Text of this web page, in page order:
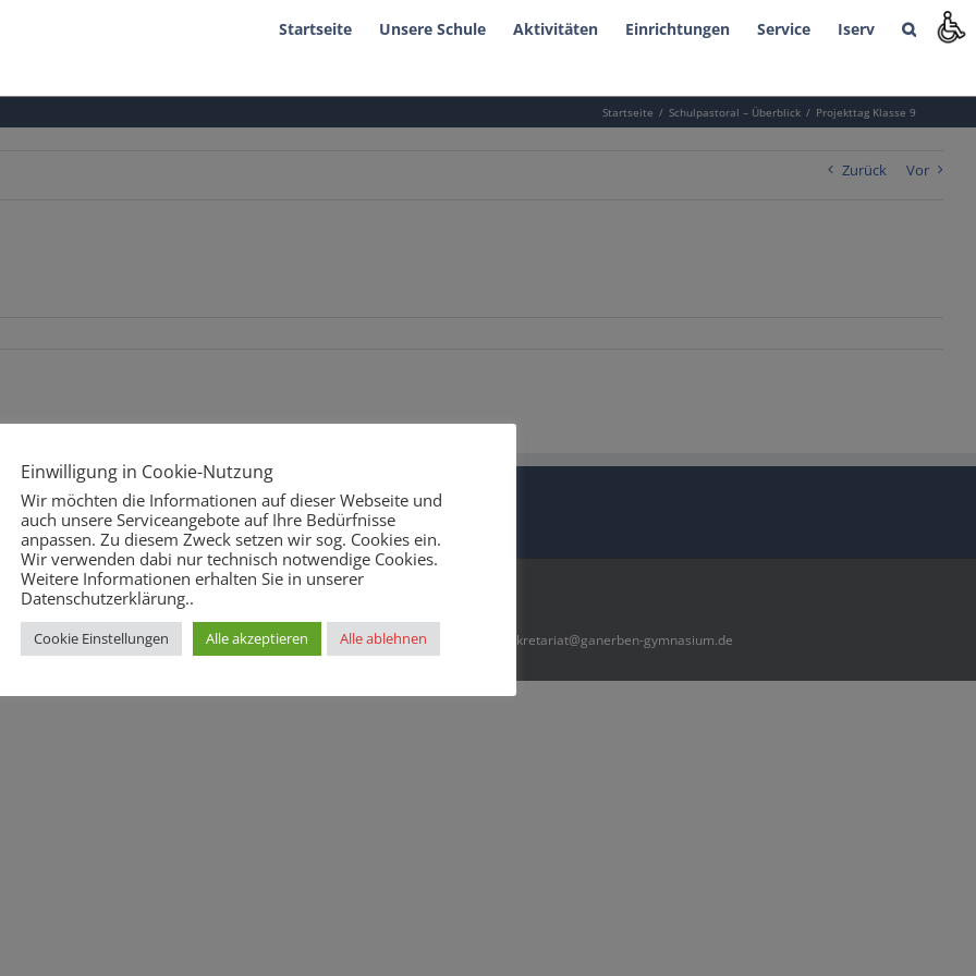
Startseite Unsere Schule Aktivitäten Einrichtungen Service Iserv
Startseite Schulpastoral – Überblick Projekttag Klasse 9
Zurück Vor
Datenschutz
65, 74653 Künzelsau | Telefon 07940/9822-0 | Fax 07940/9822-22 |
sekretariat@ganerben-gymnasium.de
Einwilligung in Cookie-Nutzung
Wir möchten die Informationen auf dieser Webseite und
auch unsere Serviceangebote auf Ihre Bedürfnisse
anpassen. Zu diesem Zweck setzen wir sog. Cookies ein.
Wir verwenden dabi nur technisch notwendige Cookies.
Weitere Informationen erhalten Sie in unserer
Datenschutzerklärung..
Cookie Einstellungen Alle akzeptieren Alle ablehnen